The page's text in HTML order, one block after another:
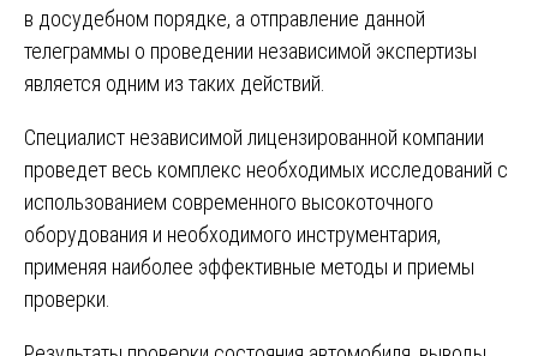
в досудебном порядке, а отправление данной
телеграммы о проведении независимой экспертизы
является одним из таких действий.
Специалист независимой лицензированной компании
проведет весь комплекс необходимых исследований с
использованием современного высокоточного
оборудования и необходимого инструментария,
применяя наиболее эффективные методы и приемы
проверки.